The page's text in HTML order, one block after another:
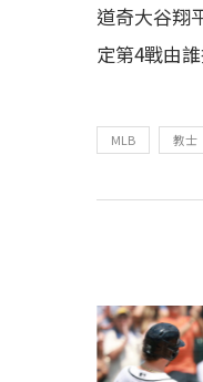
道奇大谷翔
定第4戰由
MLB 教士